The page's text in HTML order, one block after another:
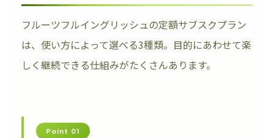
フルーツフルイングリッシュの定額サブスクプラン
は、使い方によって選べる3種類。目的にあわせて楽
しく継続できる仕組みがたくさんあります。
Point 01